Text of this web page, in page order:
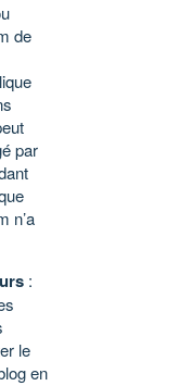
de
par
n’a
:
le
en